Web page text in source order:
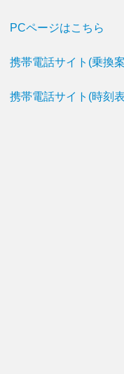
PCページはこちら
携帯電話サイト(乗換
携帯電話サイト(時刻